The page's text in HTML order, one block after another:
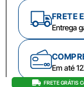
FRETE
Entrega
Em até
FRETE GRÁTIS